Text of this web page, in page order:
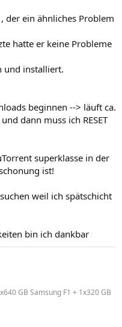
der ein ähnliches Problem
hatte er keine Probleme
und installiert.
beginnen --> läuft ca.
dann muss ich RESET
superklasse in der
ist!
weil ich spätschicht
bin ich dankbar
GB Samsung F1 + 1x320 GB